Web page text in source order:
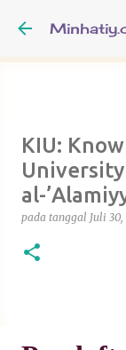
KIU:
University
al-
pada tanggal Juli